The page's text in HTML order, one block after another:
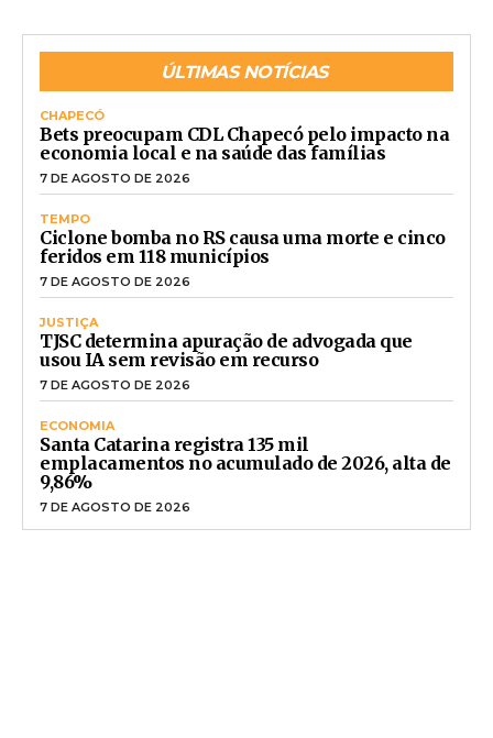
ÚLTIMAS NOTÍCIAS
CHAPECÓ
Bets preocupam CDL Chapecó pelo impacto na
economia local e na saúde das famílias
7 DE AGOSTO DE 2026
TEMPO
Ciclone bomba no RS causa uma morte e cinco
feridos em 118 municípios
7 DE AGOSTO DE 2026
JUSTIÇA
TJSC determina apuração de advogada que
usou IA sem revisão em recurso
7 DE AGOSTO DE 2026
ECONOMIA
Santa Catarina registra 135 mil
emplacamentos no acumulado de 2026, alta de
9,86%
7 DE AGOSTO DE 2026